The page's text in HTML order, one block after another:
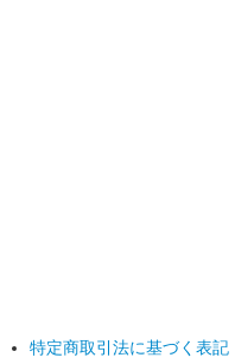
特定商取引法に基づく表記